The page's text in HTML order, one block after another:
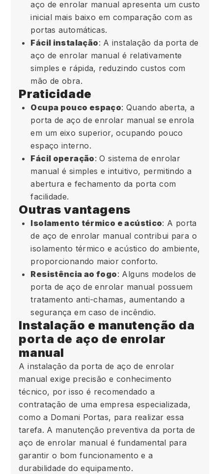
aço de enrolar manual apresenta um custo
inicial mais baixo em comparação com as
portas automáticas.
Fácil instalação: A instalação da porta de
aço de enrolar manual é relativamente
simples e rápida, reduzindo custos com
mão de obra.
Praticidade
Ocupa pouco espaço: Quando aberta, a
porta de aço de enrolar manual se enrola
em um eixo superior, ocupando pouco
espaço interno.
Fácil operação: O sistema de enrolar
manual é simples e intuitivo, permitindo a
abertura e fechamento da porta com
facilidade.
Outras vantagens
Isolamento térmico e acústico: A porta
de aço de enrolar manual contribui para o
isolamento térmico e acústico do ambiente,
proporcionando maior conforto.
Resistência ao fogo: Alguns modelos de
porta de aço de enrolar manual possuem
tratamento anti-chamas, aumentando a
segurança em caso de incêndio.
Instalação e manutenção da
porta de aço de enrolar
manual
A instalação da porta de aço de enrolar
manual exige precisão e conhecimento
técnico, por isso é recomendado a
contratação de uma empresa especializada,
como a Domani Portas, para realizar essa
tarefa. A manutenção preventiva da porta de
aço de enrolar manual é fundamental para
garantir o bom funcionamento e a
durabilidade do equipamento.